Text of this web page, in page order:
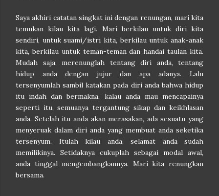
Saya akhiri catatan singkat ini dengan renungan, mari kita
temukan kilau kita lagi. Mari berkilau untuk diri kita
sendiri, untuk suami/istri kita, berkilau untuk anak-anak
kita, berkilau untuk teman-teman dan handai taulan kita.
Mudah saja, merenunglah tentang diri anda, tentang
hidup anda dengan jujur dan apa adanya. Lalu
tersenyumlah sambil katakan pada diri anda bahwa hidup
itu indah dan bermakna, kalau anda mau mencapainya
seperti itu, semuanya tergantung sikap dan keikhlasan
anda. Setelah itu anda akan merasakan, ada sesuatu yang
menyeruak dalam diri anda yang membuat anda seketika
tersenyum. Itulah kilau anda, selamat anda sudah
memilikinya. Setidaknya cukuplah sebagai modal awal,
anda tinggal mengembangkannya. Mari kita renungkan
bersama.